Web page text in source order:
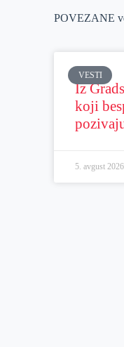
POVEZANE
VESTI
Iz
koji
5. avgust 2026.